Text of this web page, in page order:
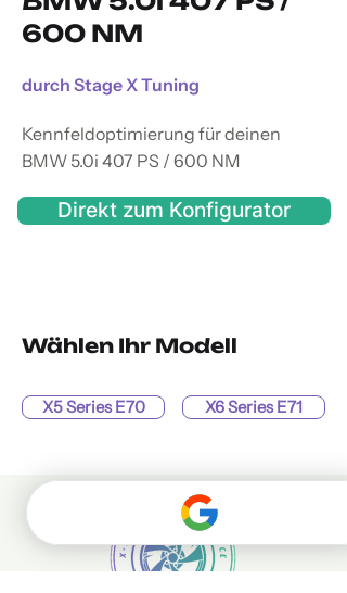
600 NM
durch Stage X Tuning
Kennfeldoptimierung für deinen
BMW 5.0i 407 PS / 600 NM
Direkt zum Konfigurator
Wählen Ihr Modell
X5 Series E70 X6 Series E71